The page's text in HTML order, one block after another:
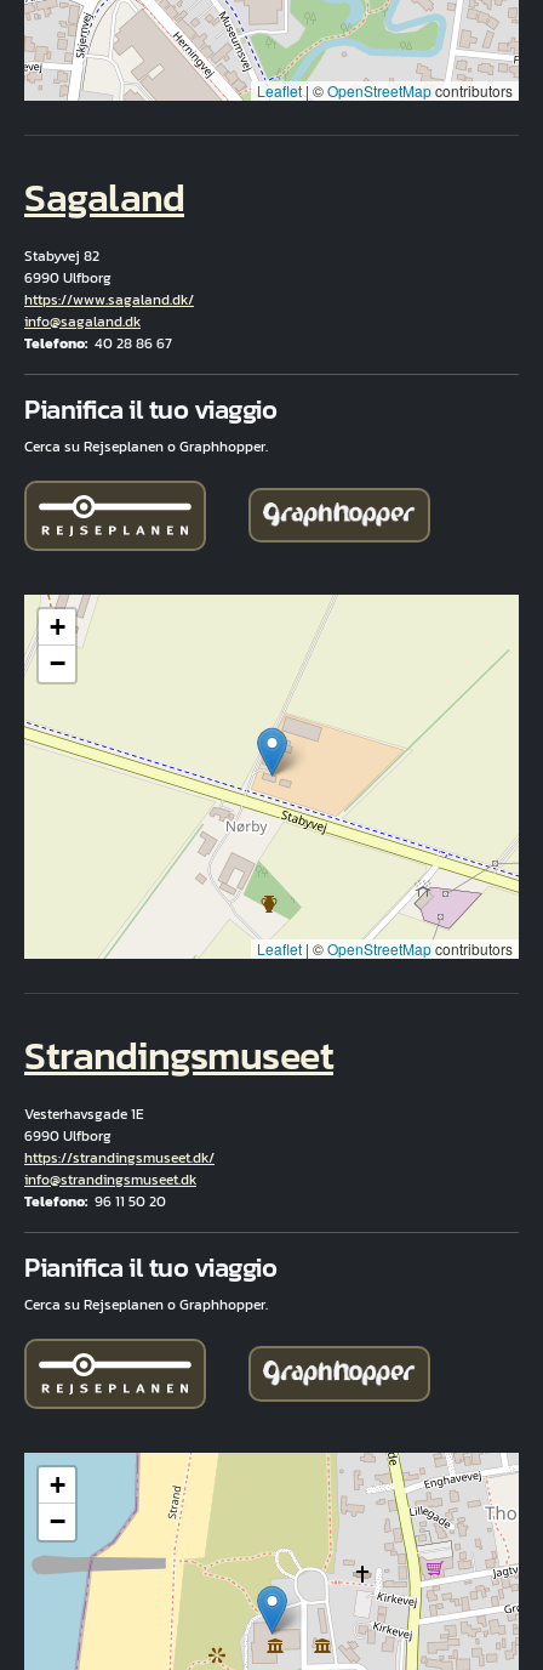
Leaflet | ©OpenStreetMapcontributors
Sagaland
Stabyvej 82
6990 Ulfborg
Hjemmeside
https://www.sagaland.dk/
E-mail
info@sagaland.dk
Telefono 40 28 86 67
Pianifica il tuo viaggio
Cerca su Rejseplanen o Graphhopper.
+
−
Leaflet | ©OpenStreetMapcontributors
Strandingsmuseet
Vesterhavsgade 1E
6990 Ulfborg
Hjemmeside
https://strandingsmuseet.dk/
E-mail
info@strandingsmuseet.dk
Telefono 96 11 50 20
Pianifica il tuo viaggio
Cerca su Rejseplanen o Graphhopper.
+
−